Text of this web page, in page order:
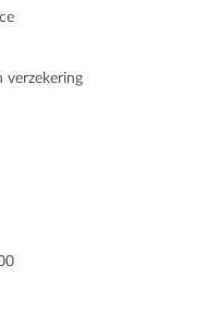
verzekering